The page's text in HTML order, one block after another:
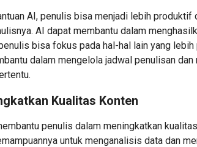
AI, penulis bisa menjadi lebih
AI dapat membantu dalam
bisa fokus pada hal-hal lain yang lebih
dalam mengelola jadwal penulisan
Kualitas Konten
penulis dalam meningkatkan
untuk menganalisis data dan